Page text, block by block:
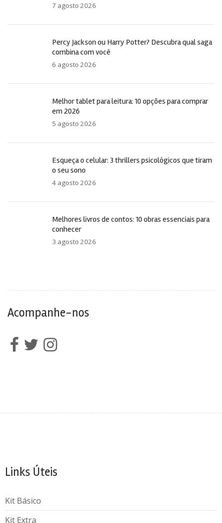
7 agosto 2026
Percy Jackson ou Harry Potter? Descubra qual saga
combina com você
6 agosto 2026
Melhor tablet para leitura: 10 opções para comprar
em 2026
5 agosto 2026
Esqueça o celular: 3 thrillers psicológicos que tiram
o seu sono
4 agosto 2026
Melhores livros de contos: 10 obras essenciais para
conhecer
3 agosto 2026
Acompanhe-nos
Links Úteis
Kit Básico
Kit Extra